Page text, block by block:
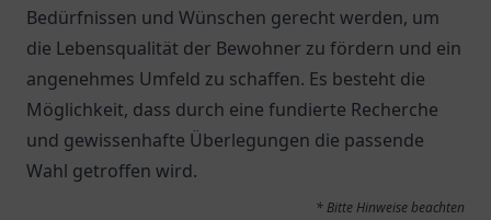
Bedürfnissen und Wünschen gerecht werden, um
die Lebensqualität der Bewohner zu fördern und ein
angenehmes Umfeld zu schaffen. Es besteht die
Möglichkeit, dass durch eine fundierte Recherche
und gewissenhafte Überlegungen die passende
Wahl getroffen wird.
* Bitte Hinweise beachten